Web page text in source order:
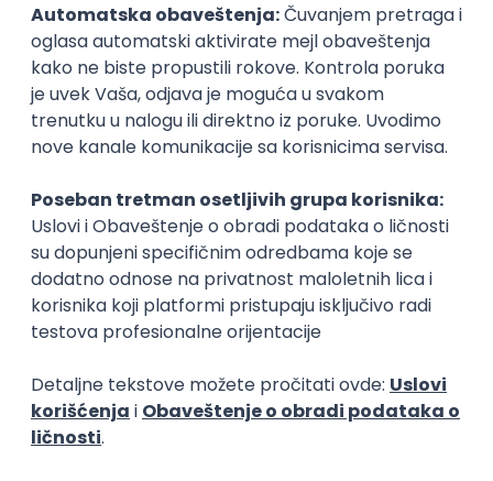
pravo pravo
Poslovi posle studija
Advokatski pripravnik/-ca